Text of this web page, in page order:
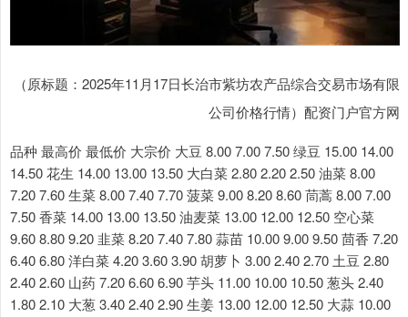
（原标题：2025年11月17日长治市紫坊农产品综合交易市场有限
公司价格行情）配资门户官方网
品种 最高价 最低价 大宗价 大豆 8.00 7.00 7.50 绿豆 15.00 14.00
14.50 花生 14.00 13.00 13.50 大白菜 2.80 2.20 2.50 油菜 8.00
7.20 7.60 生菜 8.00 7.40 7.70 菠菜 9.00 8.20 8.60 茼蒿 8.00 7.00
7.50 香菜 14.00 13.00 13.50 油麦菜 13.00 12.00 12.50 空心菜
9.60 8.80 9.20 韭菜 8.20 7.40 7.80 蒜苗 10.00 9.00 9.50 茴香 7.20
6.40 6.80 洋白菜 4.20 3.60 3.90 胡萝卜 3.00 2.40 2.70 土豆 2.80
2.40 2.60 山药 7.20 6.60 6.90 芋头 11.00 10.00 10.50 葱头 2.40
1.80 2.10 大葱 3.40 2.40 2.90 生姜 13.00 12.00 12.50 大蒜 10.00